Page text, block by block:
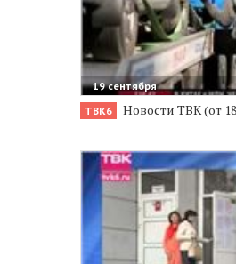
19 сентября
ТВК6
Новости ТВК (от